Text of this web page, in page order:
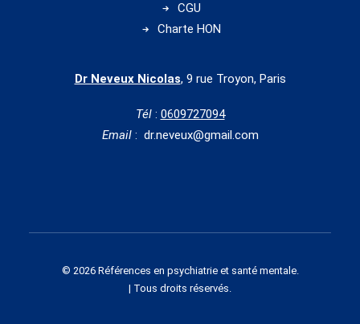
CGU
Charte HON
Dr Neveux Nicolas, 9 rue Troyon, Paris
Tél : 0609727094
Email: dr.neveux@gmail.com
© 2026 Références en psychiatrie et santé mentale.
| Tous droits réservés.